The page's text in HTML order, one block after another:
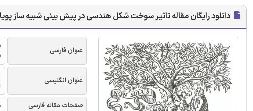
دانلود رایگان مقاله تاثیر سوخت شکل هندسی در پیش بینی شبیه ساز
عنوان فارسی
عنوان انگلیسی
صفحات مقاله فارسی